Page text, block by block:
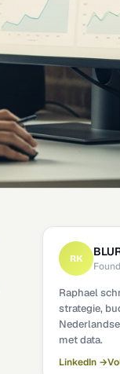
RK
Raphael
strategie,
met data.
LinkedIn →